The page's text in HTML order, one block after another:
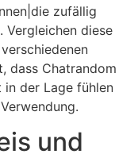
zufällig
Vergleichen diese
dass Chatrandom
der Lage fühlen
und